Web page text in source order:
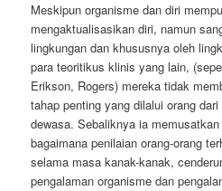
Meskipun organisme dan diri
mengaktualisasikan diri, namun
lingkungan dan khususnya oleh
para teoritikus klinis yang lain,
Erikson, Rogers) mereka tidak
tahap penting yang dilalui orang
dewasa. Sebaliknya ia
bagaimana penilaian orang-orang
selama masa kanak-kanak,
pengalaman organisme dan